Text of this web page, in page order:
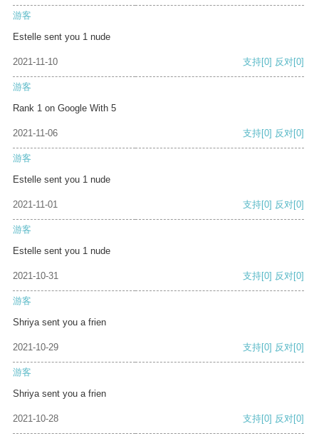
游客
Estelle sent you 1 nude
2021-11-10 支持[0] 反对[0]
游客
Rank 1 on Google With 5
2021-11-06 支持[0] 反对[0]
游客
Estelle sent you 1 nude
2021-11-01 支持[0] 反对[0]
游客
Estelle sent you 1 nude
2021-10-31 支持[0] 反对[0]
游客
Shriya sent you a frien
2021-10-29 支持[0] 反对[0]
游客
Shriya sent you a frien
2021-10-28 支持[0] 反对[0]